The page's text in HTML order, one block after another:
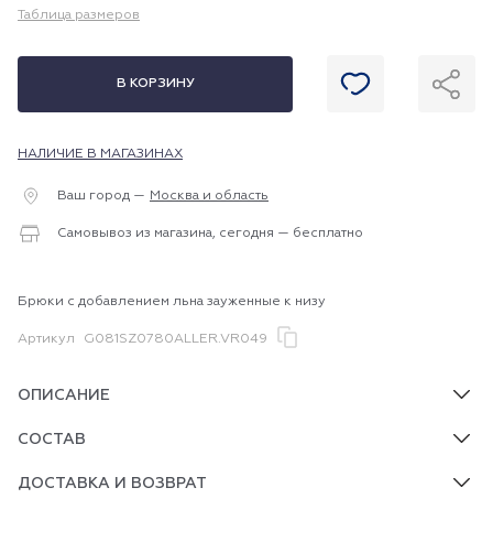
Таблица размеров
В КОРЗИНУ
НАЛИЧИЕ В МАГАЗИНАХ
Ваш город — Москва и область
Самовывоз из магазина, сегодня — бесплатно
Брюки с добавлением льна зауженные к низу
Артикул G081SZ0780ALLER.VR049
ОПИСАНИЕ
СОСТАВ
ДОСТАВКА И ВОЗВРАТ